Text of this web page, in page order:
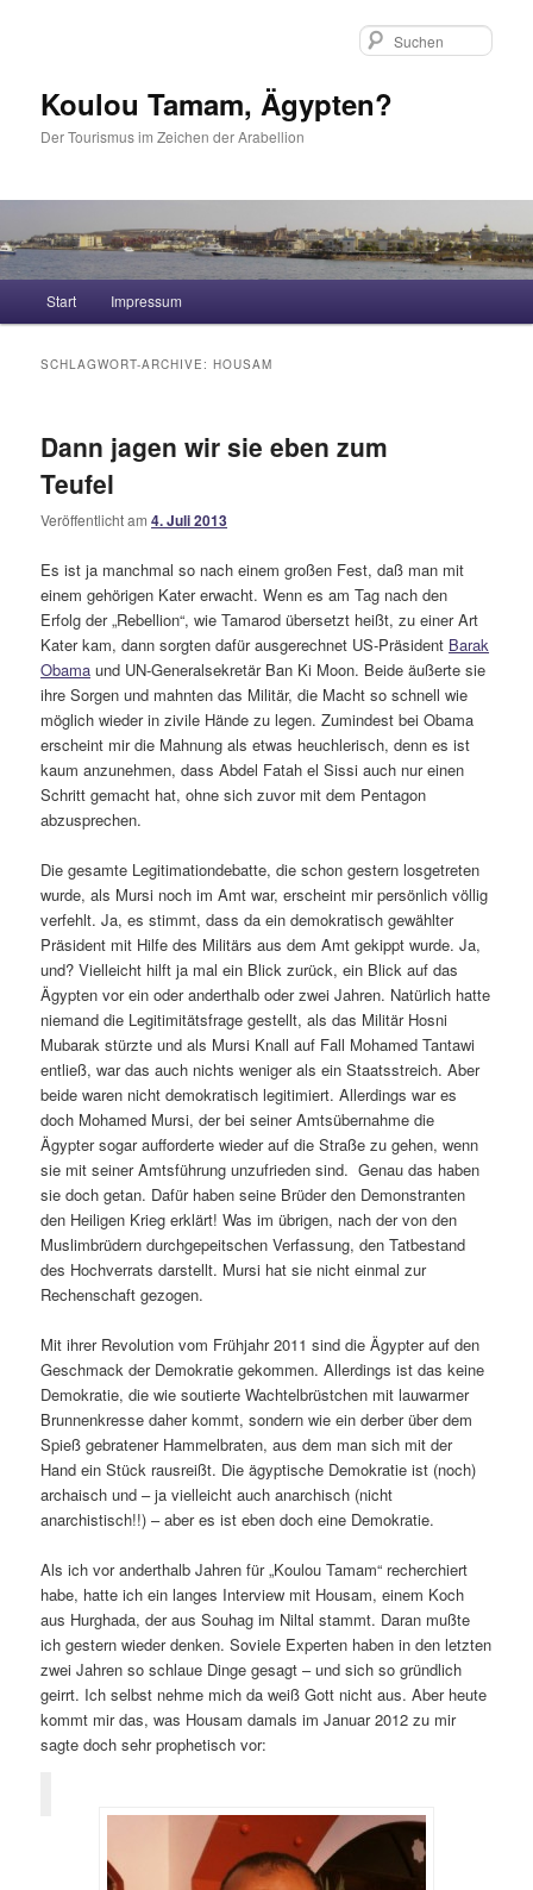
Koulou Tamam, Ägypten?
Der Tourismus im Zeichen der Arabellion
Zum Inhalt wechseln
Zum sekundären Inhalt wechseln
Start Impressum
SCHLAGWORT-ARCHIVE:HOUSAM
Dann jagen wir sie eben zum
Teufel
Veröffentlicht am4. Juli 2013
Es ist ja manchmal so nach einem großen Fest, daß man mit
einem gehörigen Kater erwacht. Wenn es am Tag nach den
Erfolg der „Rebellion“, wie Tamarod übersetzt heißt, zu einer Art
Kater kam, dann sorgten dafür ausgerechnet US-Präsident Barak
Obama und UN-Generalsekretär Ban Ki Moon. Beide äußerte sie
ihre Sorgen und mahnten das Militär, die Macht so schnell wie
möglich wieder in zivile Hände zu legen. Zumindest bei Obama
erscheint mir die Mahnung als etwas heuchlerisch, denn es ist
kaum anzunehmen, dass Abdel Fatah el Sissi auch nur einen
Schritt gemacht hat, ohne sich zuvor mit dem Pentagon
abzusprechen.
Die gesamte Legitimationdebatte, die schon gestern losgetreten
wurde, als Mursi noch im Amt war, erscheint mir persönlich völlig
verfehlt. Ja, es stimmt, dass da ein demokratisch gewählter
Präsident mit Hilfe des Militärs aus dem Amt gekippt wurde. Ja,
und? Vielleicht hilft ja mal ein Blick zurück, ein Blick auf das
Ägypten vor ein oder anderthalb oder zwei Jahren. Natürlich hatte
niemand die Legitimitätsfrage gestellt, als das Militär Hosni
Mubarak stürzte und als Mursi Knall auf Fall Mohamed Tantawi
entließ, war das auch nichts weniger als ein Staatsstreich. Aber
beide waren nicht demokratisch legitimiert. Allerdings war es
doch Mohamed Mursi, der bei seiner Amtsübernahme die
Ägypter sogar aufforderte wieder auf die Straße zu gehen, wenn
sie mit seiner Amtsführung unzufrieden sind. Genau das haben
sie doch getan. Dafür haben seine Brüder den Demonstranten
den Heiligen Krieg erklärt! Was im übrigen, nach der von den
Muslimbrüdern durchgepeitschen Verfassung, den Tatbestand
des Hochverrats darstellt. Mursi hat sie nicht einmal zur
Rechenschaft gezogen.
Mit ihrer Revolution vom Frühjahr 2011 sind die Ägypter auf den
Geschmack der Demokratie gekommen. Allerdings ist das keine
Demokratie, die wie soutierte Wachtelbrüstchen mit lauwarmer
Brunnenkresse daher kommt, sondern wie ein derber über dem
Spieß gebratener Hammelbraten, aus dem man sich mit der
Hand ein Stück rausreißt. Die ägyptische Demokratie ist (noch)
archaisch und – ja vielleicht auch anarchisch (nicht
anarchistisch!!) – aber es ist eben doch eine Demokratie.
Als ich vor anderthalb Jahren für „Koulou Tamam“ recherchiert
habe, hatte ich ein langes Interview mit Housam, einem Koch
aus Hurghada, der aus Souhag im Niltal stammt. Daran mußte
ich gestern wieder denken. Soviele Experten haben in den letzten
zwei Jahren so schlaue Dinge gesagt – und sich so gründlich
geirrt. Ich selbst nehme mich da weiß Gott nicht aus. Aber heute
kommt mir das, was Housam damals im Januar 2012 zu mir
sagte doch sehr prophetisch vor: